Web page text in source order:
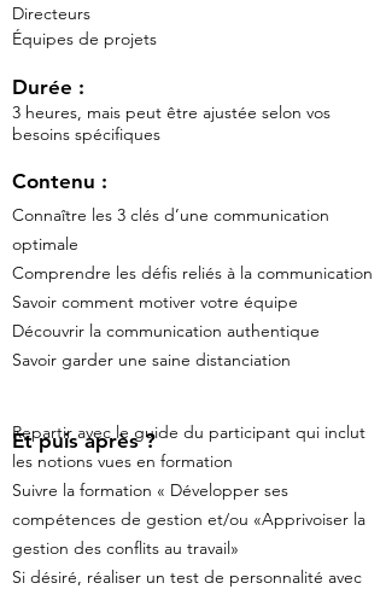
Durée :
3 heures, mais peut être ajustée selon vos
besoins spécifiques
Contenu :
Connaître les 3 clés d’une communication
optimale
Comprendre les défis reliés à la communication
Savoir comment motiver votre équipe
Découvrir la communication authentique
Savoir garder une saine distanciation
Repartir avec le guide du participant qui inclut
les notions vues en formation
Suivre la formation « Développer ses
compétences de gestion et/ou «Apprivoiser la
gestion des conflits au travail»
Si désiré, réaliser un test de personnalité avec
Directeurs
Équipes de projets
Et puis après ?